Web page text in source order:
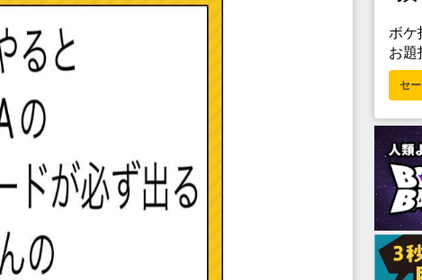
ボケ
お題
セ